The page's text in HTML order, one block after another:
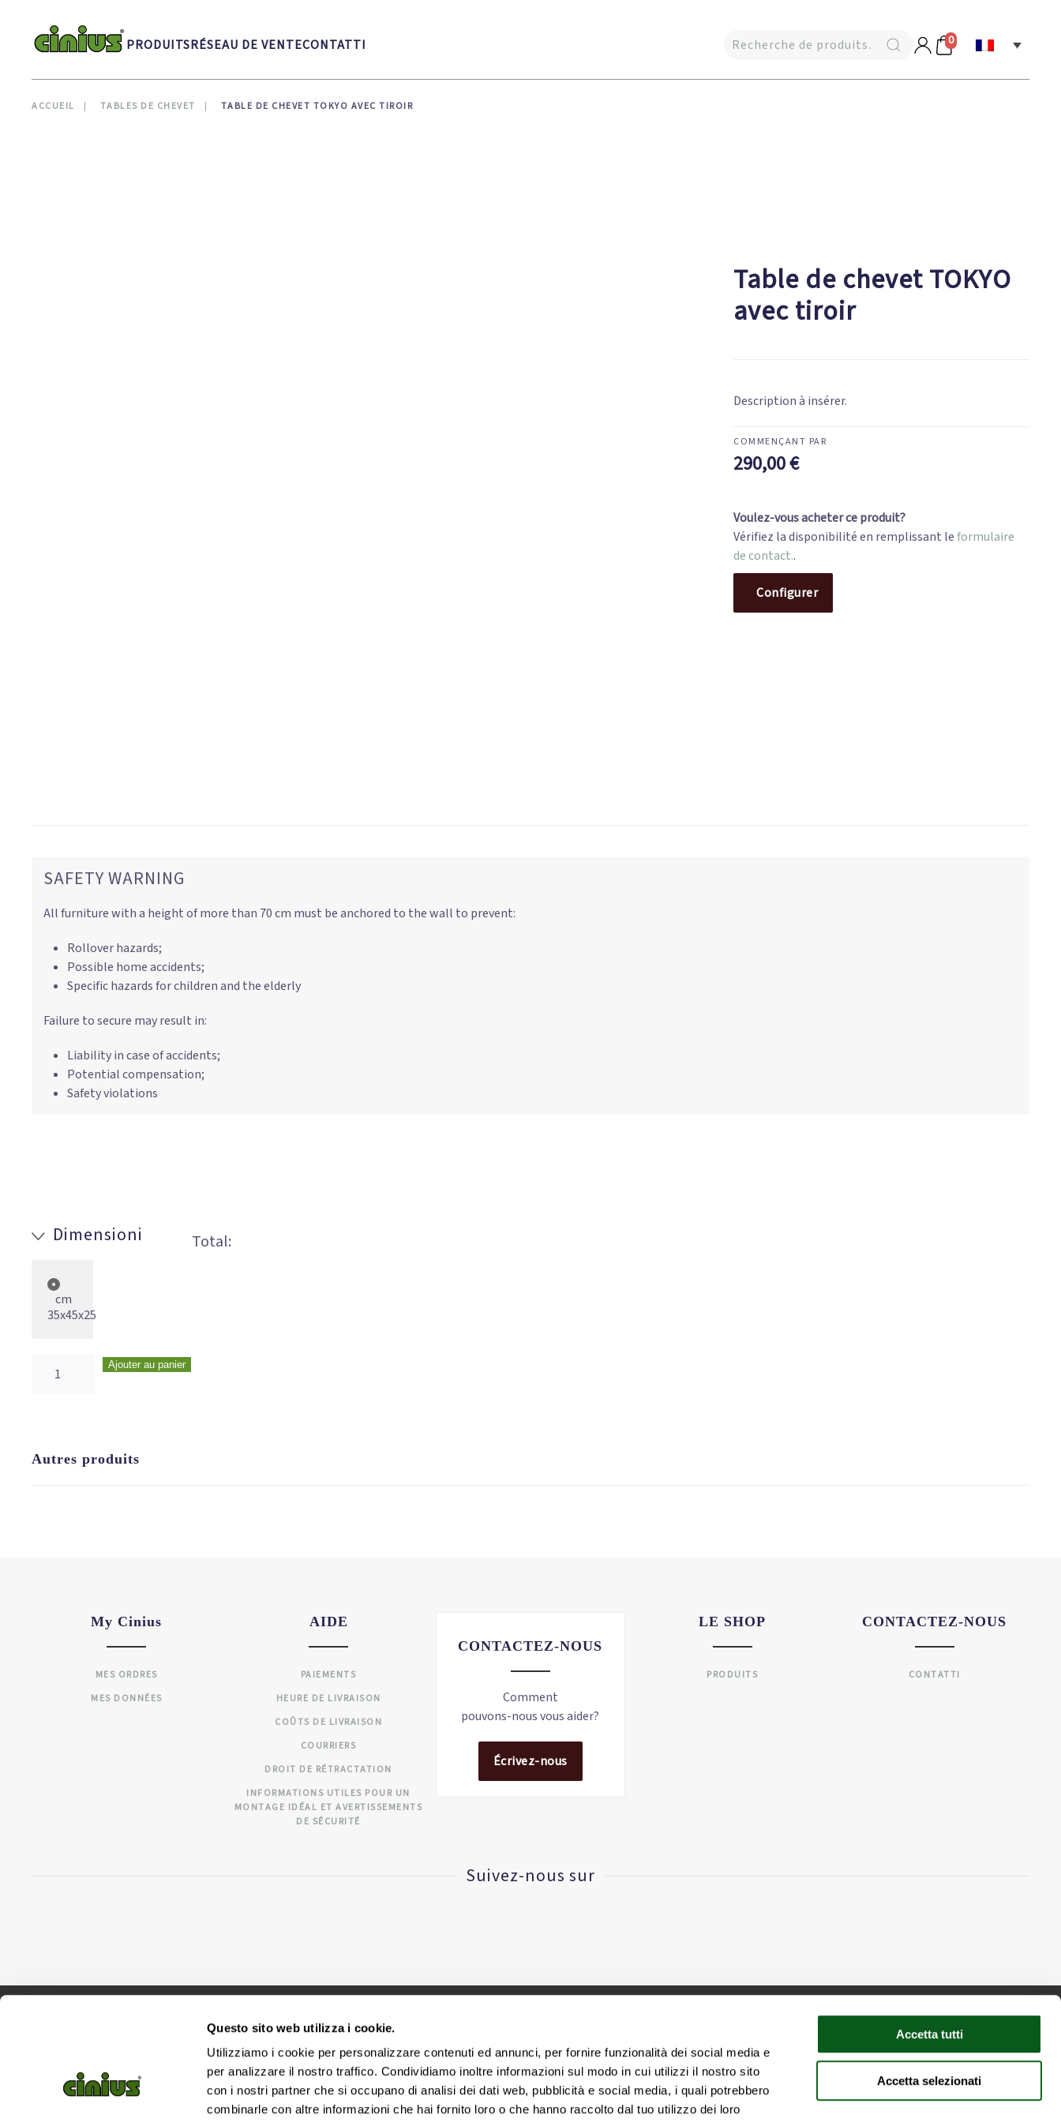
Questo sito web utilizza i cookie.
Utilizziamo i cookie per personalizzare contenuti ed annunci, per fornire funzionalità dei social media e
per analizzare il nostro traffico. Condividiamo inoltre informazioni sul modo in cui utilizzi il nostro sito
con i nostri partner che si occupano di analisi dei dati web, pubblicità e social media, i quali potrebbero
combinarle con altre informazioni che hai fornito loro o che hanno raccolto dal tuo utilizzo dei loro
Accetta tutti
Accetta selezionati
Skip to main contentPRODUITSRÉSEAU DE VENTECONTATTI 0
ACCUEIL TABLES DE CHEVET TABLE DE CHEVET TOKYO AVEC TIROIR
Table de chevet TOKYO
avec tiroir
Description à insérer.
290,00€
Voulez-vous acheter ce produit?
Vérifiez la disponibilité en remplissant leformulaire
de contact..
Configurer
SAFETY WARNING
All furniture with a height of more than 70 cm must be anchored to the wall to prevent:
Rollover hazards;
Possible home accidents;
Specific hazards for children and the elderly
Failure to secure may result in:
Liability in case of accidents;
Potential compensation;
Safety violations
Dimensioni
cm
35x45x25
Total:
Ajouter au panier
Autres produits
My Cinius
MES ORDRES
MES DONNÉES
AIDE
PAIEMENTS
HEURE DE LIVRAISON
COÛTS DE LIVRAISON
COURRIERS
DROIT DE RÉTRACTATION
INFORMATIONS UTILES POUR UN
MONTAGE IDÉAL ET AVERTISSEMENTS
DE SÉCURITÉ
CONTACTEZ-NOUS
Comment
pouvons-nous vous aider?
Écrivez-nous
LE SHOP
PRODUITS
CONTACTEZ-NOUS
CONTATTI
Suivez-nous sur
CINIUS S.R.L. - VAT IT02418320376
Siège social et bureaux via E. Collamarini, 25 - 40138 Bologne - Italie